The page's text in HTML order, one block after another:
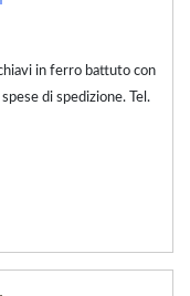
in ferro battuto con
di spedizione. Tel.